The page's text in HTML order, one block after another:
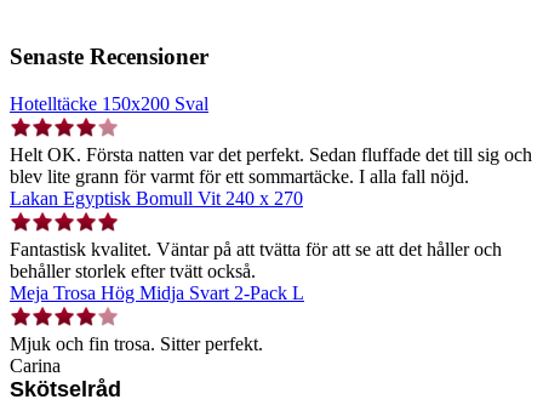
Senaste Recensioner
Hotelltäcke 150x200 Sval
Helt OK. Första natten var det perfekt. Sedan fluffade det till sig och
blev lite grann för varmt för ett sommartäcke. I alla fall nöjd.
Lakan Egyptisk Bomull Vit 240 x 270
Fantastisk kvalitet. Väntar på att tvätta för att se att det håller och
behåller storlek efter tvätt också.
Meja Trosa Hög Midja Svart 2-Pack L
Mjuk och fin trosa. Sitter perfekt.
Carina
Skötselråd